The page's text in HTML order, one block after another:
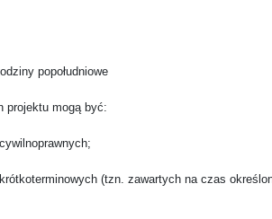
popołudniowe
projektu mogą być:
(tzn. zawartych na czas